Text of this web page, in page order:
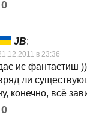
0
JB:
в 23:36
ис фантастиш ))
ли
конечно, всё
0